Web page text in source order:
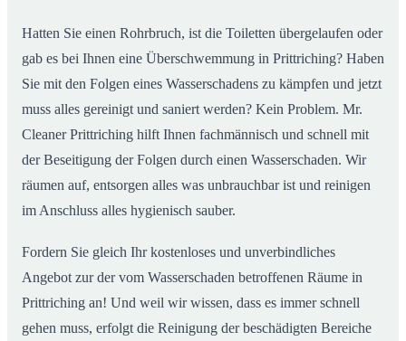
Hatten Sie einen Rohrbruch, ist die Toiletten übergelaufen oder
gab es bei Ihnen eine Überschwemmung in Prittriching? Haben
Sie mit den Folgen eines Wasserschadens zu kämpfen und jetzt
muss alles gereinigt und saniert werden? Kein Problem. Mr.
Cleaner Prittriching hilft Ihnen fachmännisch und schnell mit
der Beseitigung der Folgen durch einen Wasserschaden. Wir
räumen auf, entsorgen alles was unbrauchbar ist und reinigen
im Anschluss alles hygienisch sauber.
Fordern Sie gleich Ihr kostenloses und unverbindliches
Angebot zur der vom Wasserschaden betroffenen Räume in
Prittriching an! Und weil wir wissen, dass es immer schnell
gehen muss, erfolgt die Reinigung der beschädigten Bereiche